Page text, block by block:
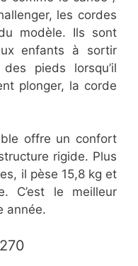
les cordes
modèle. Ils sont
enfants à sortir
pieds lorsqu’il
plonger, la corde
offre un confort
rigide. Plus
il pèse 15,8 kg et
C’est le meilleur
année.